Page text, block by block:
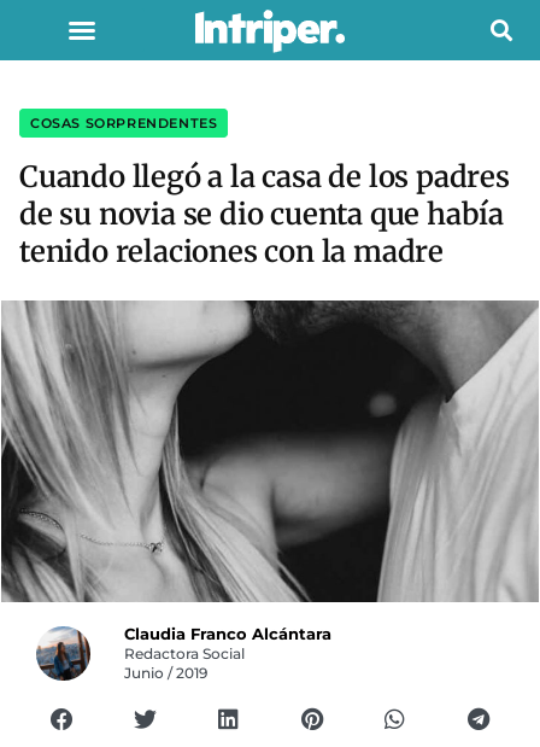
COSAS SORPRENDENTES
Cuando llegó a la casa de los padres
de su novia se dio cuenta que había
tenido relaciones con la madre
Claudia Franco Alcántara
Redactora Social
Junio / 2019